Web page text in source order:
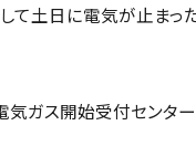
て土日に電気が止まっ
ガス開始受付センター